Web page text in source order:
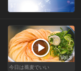
Vol.3
今日は蕎麦でいい